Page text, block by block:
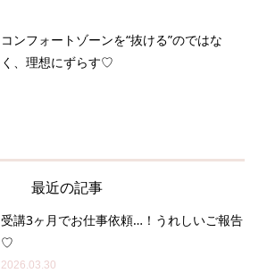
コンフォートゾーンを“抜ける”のではな
く、理想にずらす♡
最近の記事
受講3ヶ月でお仕事依頼…！うれしいご報告
♡
2026.03.30